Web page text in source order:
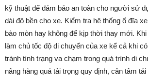
kỹ thuật để đảm bảo an toàn cho người sử
dài độ bền cho xe. Kiểm tra hệ thống ổ đĩa
bào mòn hay không để kịp thời thay mới.
làm chủ tốc độ di chuyển của xe kể cả khi
tránh tình trạng va chạm trong quá trình di
nâng hàng quá tải trọng quy định, cân tâm